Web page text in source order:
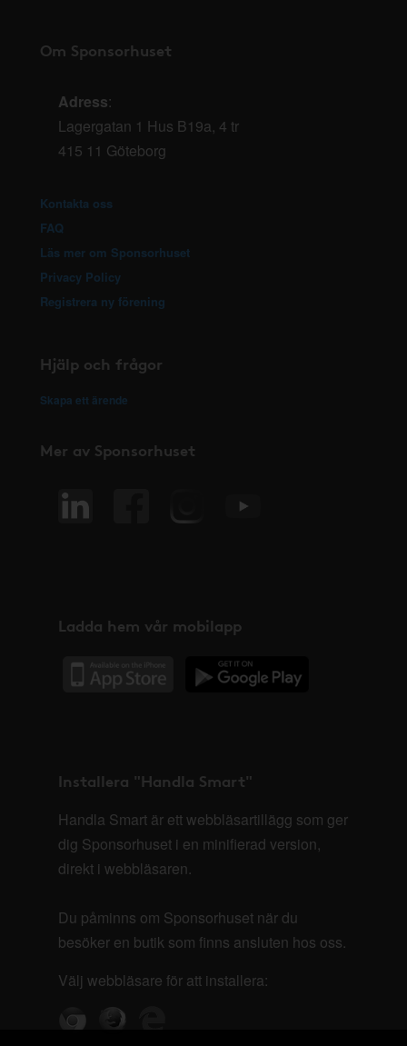
Om Sponsorhuset
Adress:
Lagergatan 1 Hus B19a, 4 tr
415 11 Göteborg
Kontakta oss
FAQ
Läs mer om Sponsorhuset
Privacy Policy
Registrera ny förening
Hjälp och frågor
Skapa ett ärende
Mer av Sponsorhuset
Ladda hem vår mobilapp
Installera "Handla Smart"
Handla Smart är ett webbläsartillägg som ger
dig Sponsorhuset i en minifierad version,
direkt i webbläsaren.
Du påminns om Sponsorhuset när du
besöker en butik som finns ansluten hos oss.
Välj webbläsare för att installera: